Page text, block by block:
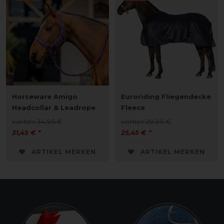
Horseware Amigo
Headcollar & Leadrope
vorher 34,95 €
31,45 € *
ARTIKEL MERKEN
Euroriding Fliegendecke
Fleece
vorher 29,95 €
25,45 € *
ARTIKEL MERKEN